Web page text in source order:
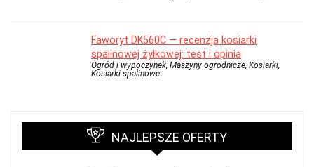
Faworyt DK560C — recenzja kosiarki
spalinowej żyłkowej: test i opinia
Ogród i wypoczynek, Maszyny ogrodnicze, Kosiarki,
Kosiarki spalinowe
NAJLEPSZE OFERTY